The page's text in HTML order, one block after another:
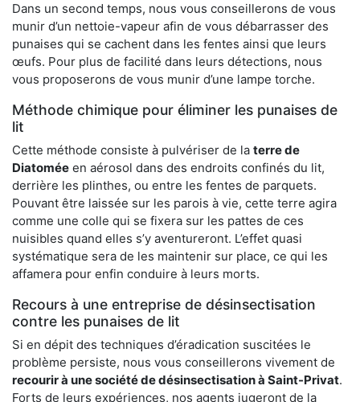
Dans un second temps, nous vous conseillerons de vous
munir d’un nettoie-vapeur afin de vous débarrasser des
punaises qui se cachent dans les fentes ainsi que leurs
œufs. Pour plus de facilité dans leurs détections, nous
vous proposerons de vous munir d’une lampe torche.
Méthode chimique pour éliminer les punaises de
lit
Cette méthode consiste à pulvériser de la terre de
Diatomée en aérosol dans des endroits confinés du lit,
derrière les plinthes, ou entre les fentes de parquets.
Pouvant être laissée sur les parois à vie, cette terre agira
comme une colle qui se fixera sur les pattes de ces
nuisibles quand elles s’y aventureront. L’effet quasi
systématique sera de les maintenir sur place, ce qui les
affamera pour enfin conduire à leurs morts.
Recours à une entreprise de désinsectisation
contre les punaises de lit
Si en dépit des techniques d’éradication suscitées le
problème persiste, nous vous conseillerons vivement de
recourir à une société de désinsectisation à Saint-Privat.
Forts de leurs expériences, nos agents jugeront de la